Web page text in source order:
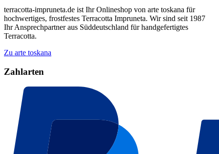
terracotta-impruneta.de ist Ihr Onlineshop von arte toskana für
hochwertiges, frostfestes Terracotta Impruneta. Wir sind seit 1987
Ihr Ansprechpartner aus Süddeutschland für handgefertigtes
Terracotta.
Zu arte toskana
Zahlarten